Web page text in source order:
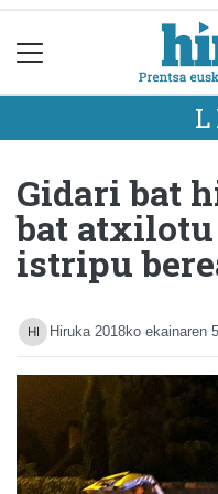
Gidari bat
bat
istripu
Hiruka 2018ko ekainaren